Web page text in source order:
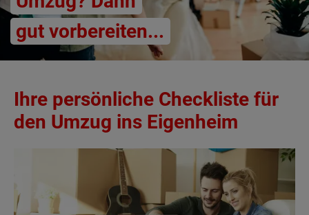
gut vorbereiten...
Ihre persönliche Checkliste für
den Umzug ins Eigenheim